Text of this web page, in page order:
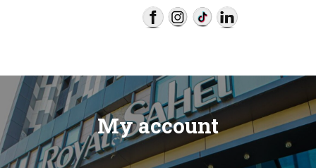
Hôtel Royal
Sahel
My account